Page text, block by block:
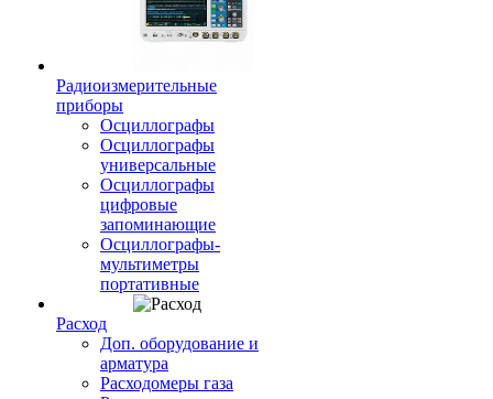
Радиоизмерительные
приборы
Осциллографы
Осциллографы
универсальные
Осциллографы
цифровые
запоминающие
Осциллографы-
мультиметры
портативные
Расход
Доп. оборудование и
арматура
Расходомеры газа